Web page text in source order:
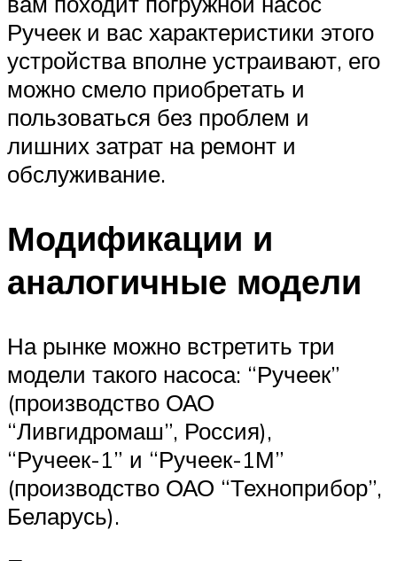
Ручеек и вас характеристики этого
устройства вполне устраивают, его
можно смело приобретать и
пользоваться без проблем и
лишних затрат на ремонт и
обслуживание.
Модификации и
аналогичные модели
На рынке можно встретить три
модели такого насоса: “Ручеек”
(производство ОАО
“Ливгидромаш”, Россия),
“Ручеек-1” и “Ручеек-1М”
(производство ОАО “Техноприбор”,
Беларусь).